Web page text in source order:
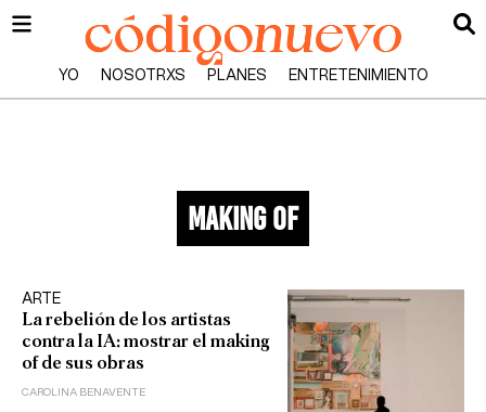
YO NOSOTRXS PLANES ENTRETENIMIENTO
making of
ARTE
La rebelión de los artistas
contra la IA: mostrar el making
of de sus obras
CAROLINA BENAVENTE